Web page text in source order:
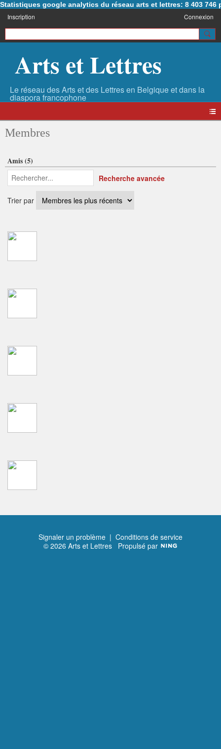
Statistiques google analytics du réseau arts et lettres: 8 403 746
Inscription Connexion
Arts et Lettres
Membres
Amis (5)
Trier par
Recherche avancée
Signaler un problème | Conditions de service
© 2026 Arts et Lettres Propulsé par